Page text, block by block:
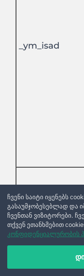
_ym_isad
ჩვენი საიტი იყენებს
გასაუმჯობესებლად და
ჩვენთან ვიზიტორები.
თქვენ ეთანხმებით
კონფიდენციალურობის